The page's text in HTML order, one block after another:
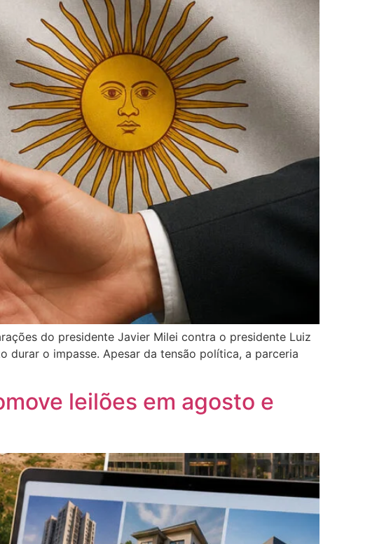
do presidente Javier Milei contra o presidente Luiz
durar o impasse. Apesar da tensão política, a parceria
leilões em agosto e